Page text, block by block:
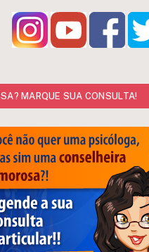
MARQUE SUA CONSULTA!